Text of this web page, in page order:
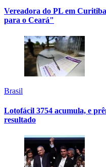
Vereadora do PL em
para o Ceará"
Brasil
Lotofácil 3754 acumula, e
resultado